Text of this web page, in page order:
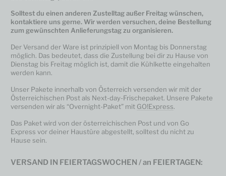
Solltest du einen anderen Zustelltag außer Freitag wünschen,
kontaktiere uns gerne. Wir werden versuchen, deine Bestellung
zum gewünschten Anlieferungstag zu organisieren.
Der Versand der Ware ist prinzipiell von Montag bis Donnerstag
möglich. Das bedeutet, dass die Zustellung bei dir zu Hause von
Dienstag bis Freitag möglich ist, damit die Kühlkette eingehalten
werden kann.
Unser Pakete innerhalb von Österreich versenden wir mit der
Österreichischen Post als Next-day-Frischepaket. Unsere Pakete
versenden wir als “Overnight-Paket” mit GO!Express.
Das Paket wird von der österreichischen Post und von Go
Express vor deiner Haustüre abgestellt, solltest du nicht zu
Hause sein.
VERSAND IN FEIERTAGSWOCHEN / an FEIERTAGEN: